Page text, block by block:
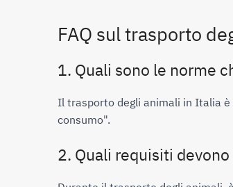
FAQ sul trasporto
1. Quali sono le norme
Il trasporto degli animali in Italia
consumo".
2. Quali requisiti